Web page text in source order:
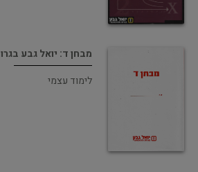
מבחן ד: יואל גבע
לימוד עצמי